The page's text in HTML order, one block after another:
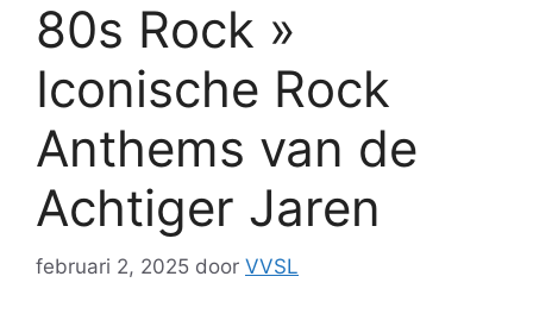
80s Rock »
Iconische Rock
Anthems van de
Achtiger Jaren
februari 2, 2025 door VVSL